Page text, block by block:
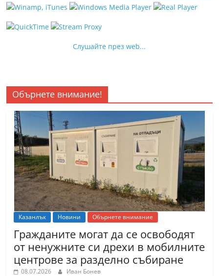
Слушайте през web...
Обърнете внимание!
Казанлък Новини Обърнете внимание
Гражданите могат да се освободят
от ненужните си дрехи в мобилните
центрове за разделно събиране
08.07.2026 Иван Бонев